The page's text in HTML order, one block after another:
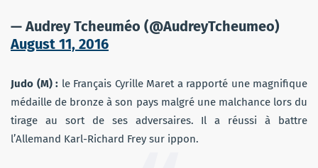
— Audrey Tcheuméo (@AudreyTcheumeo)
August 11, 2016
Judo (M) : le Français Cyrille Maret a rapporté une magnifique
médaille de bronze à son pays malgré une malchance lors du
tirage au sort de ses adversaires. Il a réussi à battre
l’Allemand Karl-Richard Frey sur ippon.